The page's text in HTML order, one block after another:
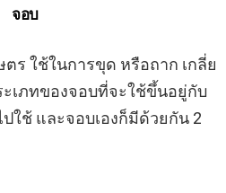
จอบ
ตร ใช้ในการขุด หรือถาก เกลี่ย
เภทของจอบที่จะใช้ขึ้นอยู่กับ
ใช้ และจอบเองก็มีด้วยกัน 2